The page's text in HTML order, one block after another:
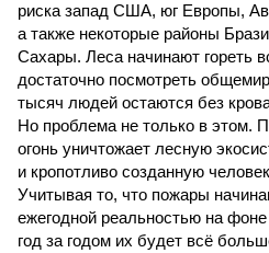
риска запад США, юг Европы,
а также некоторые районы
Сахары. Леса начинают гореть
достаточно посмотреть
тысяч людей остаются без
Но проблема не только в этом.
огонь уничтожает лесную
и кропотливо созданную
Учитывая то, что пожары
ежегодной реальностью на фоне
год за годом их будет всё